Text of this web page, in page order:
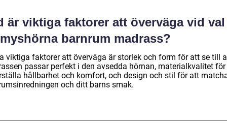
är viktiga faktorer att överväga vid
barnrum madrass?
viktiga faktorer att överväga är storlek och form för att se till
passar perfekt i den avsedda hörnan, materialkvalitet
hållbarhet och komfort, och design och stil för att
och ditt barns smak.